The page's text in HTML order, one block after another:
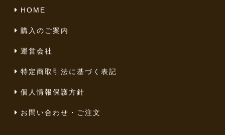
HOME
購入のご案内
運営会社
特定商取引法に基づく表記
個人情報保護方針
お問い合わせ・ご注文